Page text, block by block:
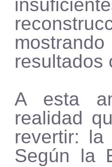
resultados
A esta
realidad
revertir:
Según la